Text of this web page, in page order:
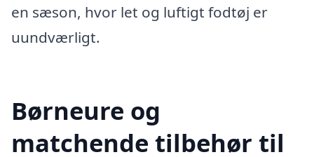
en sæson, hvor let og luftigt fodtøj er
uundværligt.
Børneure og
matchende tilbehør til